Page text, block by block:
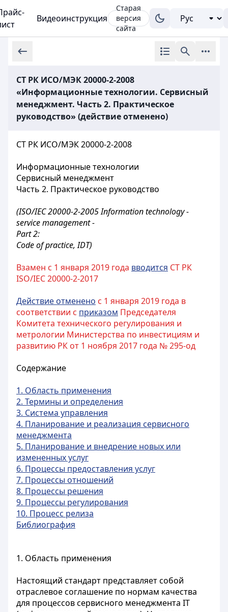
Видеоинструкция
Старая
версия
сайта
СТ РК ИСО/МЭК 20000-2-2008
«Информационные технологии. Сервисный
менеджмент. Часть 2. Практическое
руководство» (действие отменено)
СТ РК ИСО/МЭК 20000-2-2008
Информационные технологии
Сервисный менеджмент
Часть 2. Практическое руководство
(ISO/IEC 20000-2-2005Informationtechnology -
service management -
Part 2:
Code of practice, IDT)
Взамен с 1 января 2019 года вводится CT РК
ISO/IEC 20000-2-2017
Действие отменено с 1 января 2019 года в
соответствии с приказом Председателя
Комитета технического регулирования и
метрологии Министерства по инвестициям и
развитию РК от 1 ноября 2017 года № 295-од
Содержание
1. Область применения
2. Термины и определения
3. Система управления
4. Планирование и реализация сервисного
менеджмента
5. Планирование и внедрение новых или
измененных услуг
6. Процессы предоставления услуг
7. Процессы отношений
8. Процессы решения
9. Процессы регулирования
10. Процесс релиза
Библиография
1. Область применения
Настоящий стандарт представляет собой
отраслевое соглашение по нормам качества
для процессов сервисного менеджмента IT